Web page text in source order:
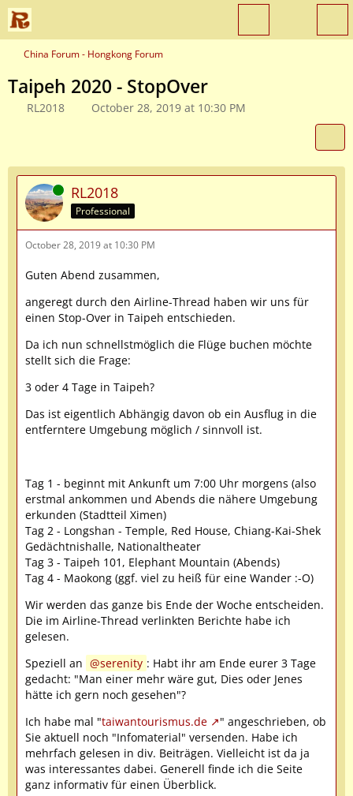
China Forum - Hongkong Forum
Taipeh 2020 - StopOver
RL2018 October 28, 2019 at 10:30 PM
Online RL2018
Professional
October 28, 2019 at 10:30 PM
Guten Abend zusammen,
angeregt durch den Airline-Thread haben wir uns für
einen Stop-Over in Taipeh entschieden.
Da ich nun schnellstmöglich die Flüge buchen möchte
stellt sich die Frage:
3 oder 4 Tage in Taipeh?
Das ist eigentlich Abhängig davon ob ein Ausflug in die
entferntere Umgebung möglich / sinnvoll ist.
Tag 1 - beginnt mit Ankunft um 7:00 Uhr morgens (also
erstmal ankommen und Abends die nähere Umgebung
erkunden (Stadtteil Ximen)
Tag 2 - Longshan - Temple, Red House, Chiang-Kai-Shek
Gedächtnishalle, Nationaltheater
Tag 3 - Taipeh 101, Elephant Mountain (Abends)
Tag 4 - Maokong (ggf. viel zu heiß für eine Wander :-O)
Wir werden das ganze bis Ende der Woche entscheiden.
Die im Airline-Thread verlinkten Berichte habe ich
gelesen.
Speziell an
serenity : Habt ihr am Ende eurer 3 Tage
gedacht: "Man einer mehr wäre gut, Dies oder Jenes
hätte ich gern noch gesehen"?
Ich habe mal "taiwantourismus.de
" angeschrieben, ob
Sie aktuell noch "Infomaterial" versenden. Habe ich
mehrfach gelesen in div. Beiträgen. Vielleicht ist da ja
was interessantes dabei. Generell finde ich die Seite
ganz informativ für einen Überblick.